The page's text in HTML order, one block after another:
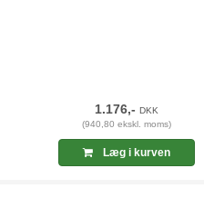
1.176,-DKK
(940,80 ekskl. moms)
Læg i kurven